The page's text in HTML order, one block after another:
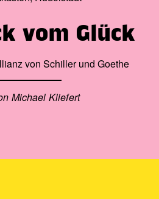
vom Glück
von Schiller und Goethe
Michael Kliefert